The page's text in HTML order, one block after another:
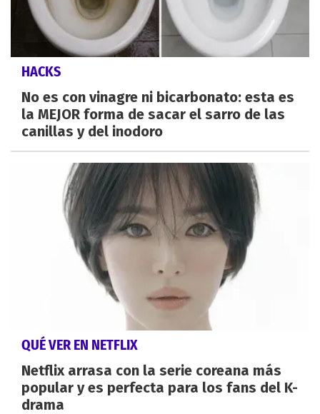
HACKS
No es con vinagre ni bicarbonato: esta es
la MEJOR forma de sacar el sarro de las
canillas y del inodoro
QUÉ VER EN NETFLIX
Netflix arrasa con la serie coreana más
popular y es perfecta para los fans del K-
drama